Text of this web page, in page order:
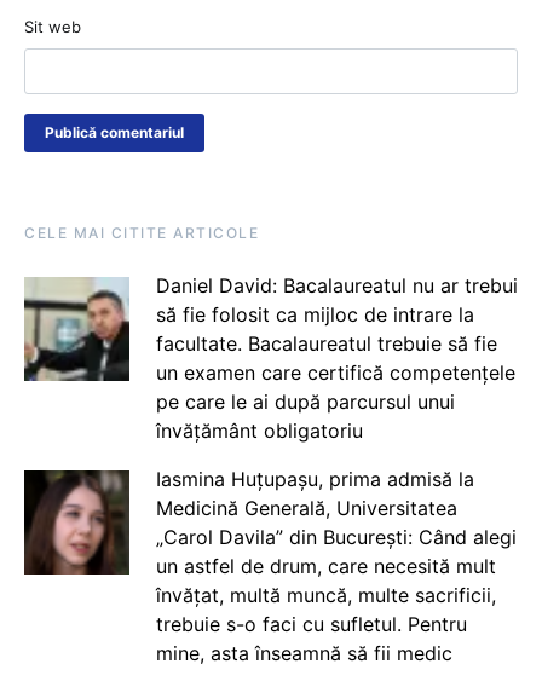
Sit web
CELE MAI CITITE ARTICOLE
Daniel David: Bacalaureatul nu ar trebui
să fie folosit ca mijloc de intrare la
facultate. Bacalaureatul trebuie să fie
un examen care certifică competențele
pe care le ai după parcursul unui
învățământ obligatoriu
Iasmina Huțupașu, prima admisă la
Medicină Generală, Universitatea
„Carol Davila” din București: Când alegi
un astfel de drum, care necesită mult
învățat, multă muncă, multe sacrificii,
trebuie s-o faci cu sufletul. Pentru
mine, asta înseamnă să fii medic